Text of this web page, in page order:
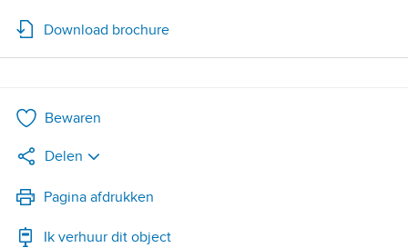
Download brochure
Bewaren
Delen
LinkedIn
WhatsApp
Pagina afdrukken
Ik verhuur dit object